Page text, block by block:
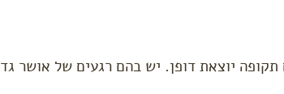
יוצאת דופן. יש בהם רגעים של אושר